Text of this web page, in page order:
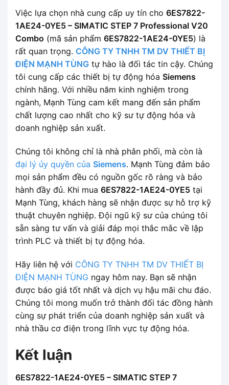
Việc lựa chọn nhà cung cấp uy tín cho 6ES7822-
1AE24-0YE5 – SIMATIC STEP 7 Professional V20
Combo (mã sản phẩm 6ES7822-1AE24-0YE5) là
rất quan trọng. CÔNG TY TNHH TM DV THIẾT BỊ
ĐIỆN MẠNH TÙNG tự hào là đối tác tin cậy. Chúng
tôi cung cấp các thiết bị tự động hóa Siemens
chính hãng. Với nhiều năm kinh nghiệm trong
ngành, Mạnh Tùng cam kết mang đến sản phẩm
chất lượng cao nhất cho kỹ sư tự động hóa và
doanh nghiệp sản xuất.
Chúng tôi không chỉ là nhà phân phối, mà còn là
đại lý ủy quyền của Siemens. Mạnh Tùng đảm bảo
mọi sản phẩm đều có nguồn gốc rõ ràng và bảo
hành đầy đủ. Khi mua 6ES7822-1AE24-0YE5 tại
Mạnh Tùng, khách hàng sẽ nhận được sự hỗ trợ kỹ
thuật chuyên nghiệp. Đội ngũ kỹ sư của chúng tôi
sẵn sàng tư vấn và giải đáp mọi thắc mắc về lập
trình PLC và thiết bị tự động hóa.
Hãy liên hệ với CÔNG TY TNHH TM DV THIẾT BỊ
ĐIỆN MẠNH TÙNG ngay hôm nay. Bạn sẽ nhận
được báo giá tốt nhất và dịch vụ hậu mãi chu đáo.
Chúng tôi mong muốn trở thành đối tác đồng hành
cùng sự phát triển của doanh nghiệp sản xuất và
nhà thầu cơ điện trong lĩnh vực tự động hóa.
Kết luận
6ES7822-1AE24-0YE5 – SIMATIC STEP 7